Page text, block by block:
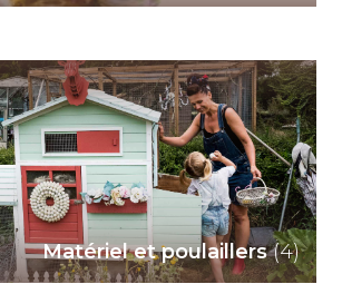
Matériel et poulaillers(4)